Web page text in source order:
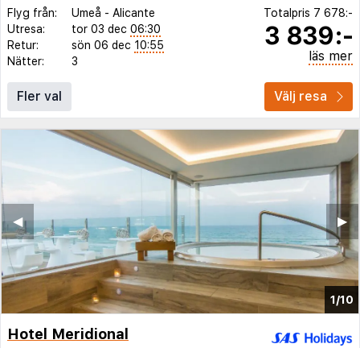
Flyg från: Umeå - Alicante
Utresa:
tor 03 dec 06:30
Retur:
sön 06 dec 10:55
Nätter:
3
Totalpris 7 678:-
3 839:-
läs mer
Fler val Välj resa
1/10
▶︎
◀︎
Hotel Meridional